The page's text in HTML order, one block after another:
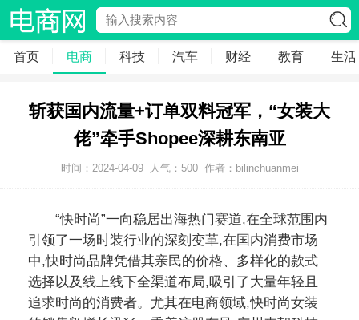
首页 电商 科技 汽车 财经 教育 生活
斩获国内流量+订单双料冠军，“女装大
佬”牵手Shopee深耕东南亚
时间：2024-04-09 人气： 500 作者：bilinchuanmei
“快时尚”一向稳居出海热门赛道,在全球范围内
引领了一场时装行业的深刻变革,在国内消费市场
中,快时尚品牌凭借其亲民的价格、多样化的款式
选择以及线上线下全渠道布局,吸引了大量年轻且
追求时尚的消费者。尤其在电商领域,快时尚女装